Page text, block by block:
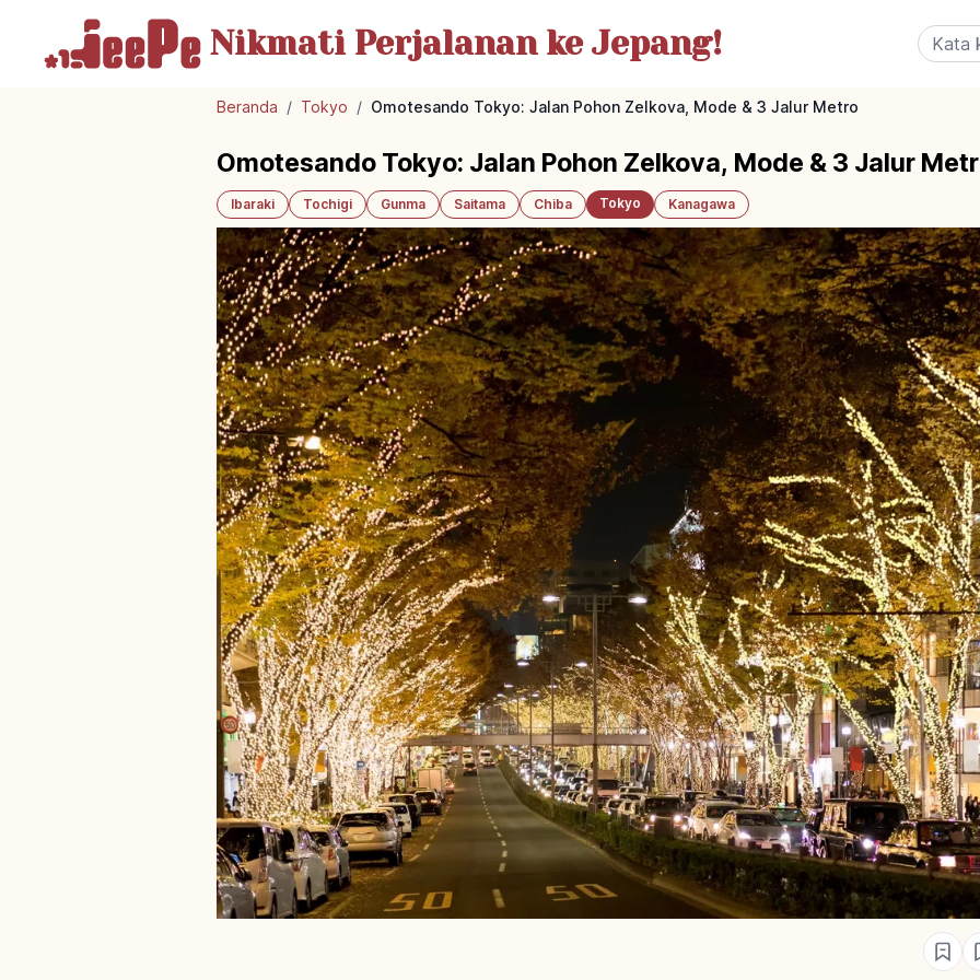
Nikmati Perjalananke Jepang!
Beranda / Tokyo / Omotesando Tokyo: Jalan Pohon Zelkova, Mode & 3 Jalur Metro
Omotesando Tokyo: Jalan Pohon Zelkova, Mode & 3 Jalur
Ibaraki Tochigi Gunma Saitama Chiba Tokyo Kanagawa